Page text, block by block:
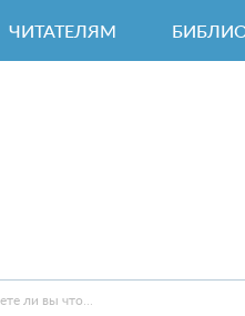
ЧИТАТЕЛЯМ
ли вы что…